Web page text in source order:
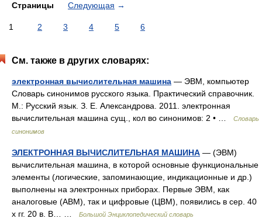
Страницы Следующая →
1 2 3 4 5 6
См. также в других словарях:
электронная вычислительная машина — ЭВМ, компьютер
Словарь синонимов русского языка. Практический справочник.
М.: Русский язык. З. Е. Александрова. 2011. электронная
вычислительная машина сущ., кол во синонимов: 2 • …
Словарь
синонимов
ЭЛЕКТРОННАЯ ВЫЧИСЛИТЕЛЬНАЯ МАШИНА — (ЭВМ)
вычислительная машина, в которой основные функциональные
элементы (логические, запоминающие, индикационные и др.)
выполнены на электронных приборах. Первые ЭВМ, как
аналоговые (АВМ), так и цифровые (ЦВМ), появились в сер. 40
х гг. 20 в. В… …
Большой Энциклопедический словарь